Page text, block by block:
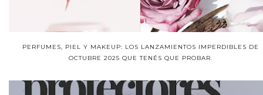
PERFUMES, PIEL Y MAKEUP: LOS LANZAMIENTOS IMPERDIBLES DE
OCTUBRE 2025 QUE TENÉS QUE PROBAR.